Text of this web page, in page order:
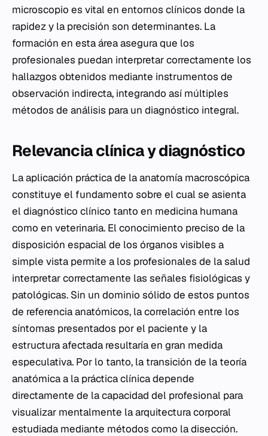
microscopio es vital en entornos clínicos donde la
rapidez y la precisión son determinantes. La
formación en esta área asegura que los
profesionales puedan interpretar correctamente los
hallazgos obtenidos mediante instrumentos de
observación indirecta, integrando así múltiples
métodos de análisis para un diagnóstico integral.
Relevancia clínica y diagnóstico
La aplicación práctica de la anatomía macroscópica
constituye el fundamento sobre el cual se asienta
el diagnóstico clínico tanto en medicina humana
como en veterinaria. El conocimiento preciso de la
disposición espacial de los órganos visibles a
simple vista permite a los profesionales de la salud
interpretar correctamente las señales fisiológicas y
patológicas. Sin un dominio sólido de estos puntos
de referencia anatómicos, la correlación entre los
síntomas presentados por el paciente y la
estructura afectada resultaría en gran medida
especulativa. Por lo tanto, la transición de la teoría
anatómica a la práctica clínica depende
directamente de la capacidad del profesional para
visualizar mentalmente la arquitectura corporal
estudiada mediante métodos como la disección.